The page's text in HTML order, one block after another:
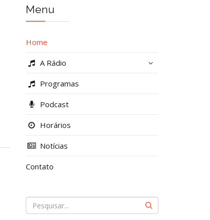
Menu
Home
A Rádio
Programas
Podcast
Horários
Notícias
Contato